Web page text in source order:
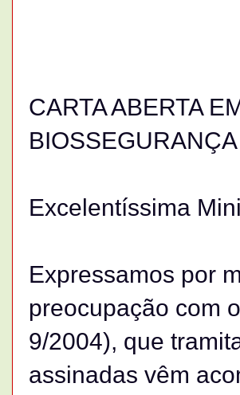
CARTA ABERTA
BIOSSEGURANÇA
Excelentíssima
Expressamos por
preocupação com
9/2004), que
assinadas vêm